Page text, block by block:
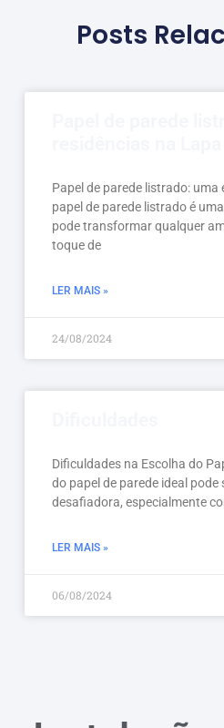
Posts
Papel de parede listrado: uma
papel de parede listrado é
pode transformar qualquer
toque de
LER MAIS »
24/08/2024
Dificuldades na Escolha do
do papel de parede ideal pode
desafiadora, especialmente
LER MAIS »
06/08/2024